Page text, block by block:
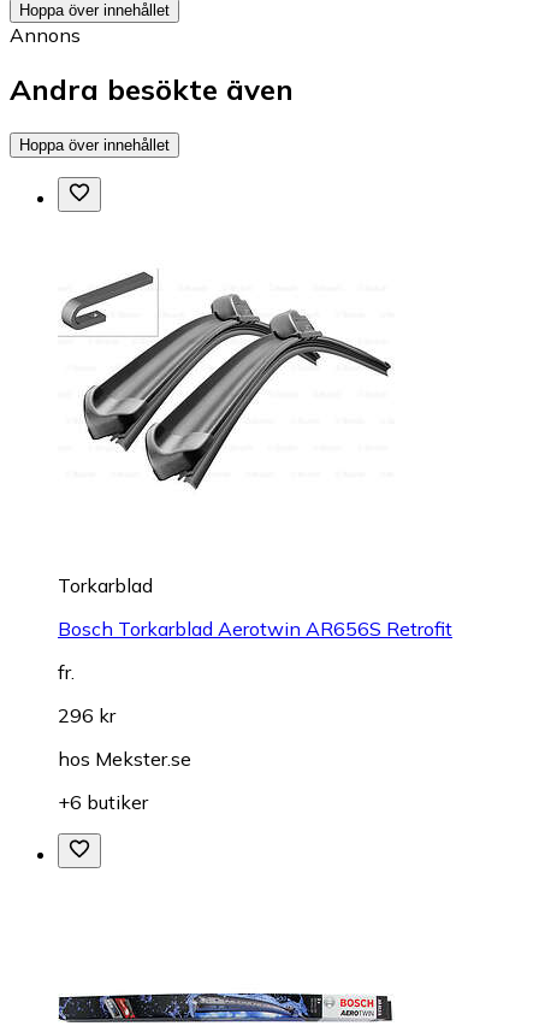
Hoppa över innehållet
Annons
Andra besökte även
Hoppa över innehållet
Torkarblad
Bosch Torkarblad Aerotwin AR656S Retrofit
fr.
296 kr
hos Mekster.se
+6 butiker